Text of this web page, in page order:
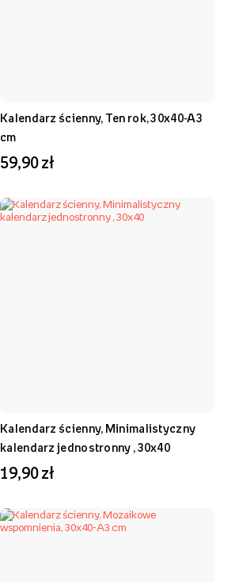
Kalendarz ścienny, Ten rok, 30x40-A3
cm
59,90 zł
Kalendarz ścienny, Minimalistyczny
kalendarz jednostronny , 30x40
19,90 zł